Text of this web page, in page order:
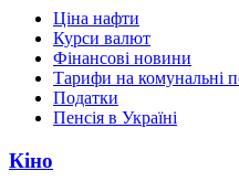
Ціна нафти
Курси валют
Фінансові новини
Тарифи на комунальні
Податки
Пенсія в Україні
Кіно